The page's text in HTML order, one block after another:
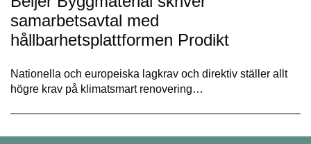
samarbetsavtal med
hållbarhetsplattformen Prodikt
Nationella och europeiska lagkrav och direktiv ställer allt
högre krav på klimatsmart renovering…